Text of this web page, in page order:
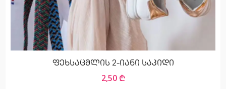
ფეხსაცმლის 2-იანი საკიდი
2,50 ₾